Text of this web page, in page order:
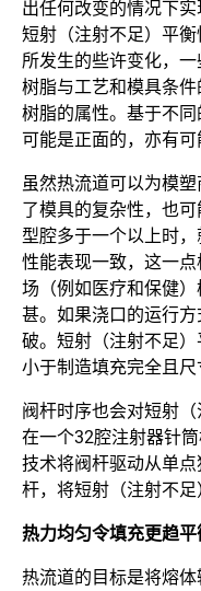
出任何改变的情况下
短射（注射不足）平
所发生的些许变化，一
树脂与工艺和模具条
树脂的属性。基于不
可能是正面的，亦有可
虽然热流道可以为模
了模具的复杂性，也
型腔多于一个以上时
性能表现一致，这一
场（例如医疗和保健
甚。如果浇口的运行
破。短射（注射不足
小于制造填充完全且尺
阀杆时序也会对短射（
在一个32腔注射器针
技术将阀杆驱动从单
杆，将短射（注射不足
热力均匀令填充更趋平
热流道的目标是将熔